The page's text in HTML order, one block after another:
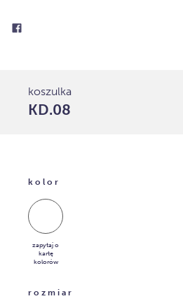
koszulka
KD.08
kolor
zapytaj o
kartę
kolorów
rozmiar